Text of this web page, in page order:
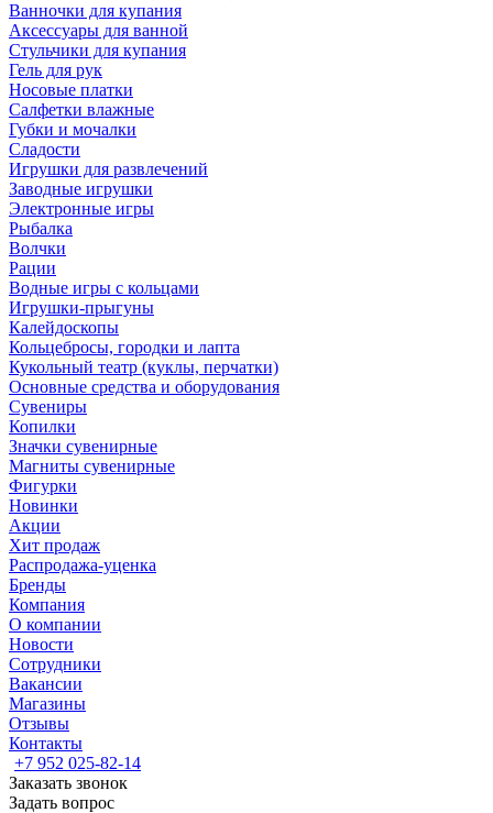
Ванночки для купания
Аксессуары для ванной
Стульчики для купания
Гель для рук
Носовые платки
Салфетки влажные
Губки и мочалки
Сладости
Игрушки для развлечений
Заводные игрушки
Электронные игры
Рыбалка
Волчки
Рации
Водные игры с кольцами
Игрушки-прыгуны
Калейдоскопы
Кольцебросы, городки и лапта
Кукольный театр (куклы, перчатки)
Основные средства и оборудования
Сувениры
Копилки
Значки сувенирные
Магниты сувенирные
Фигурки
Новинки
Акции
Хит продаж
Распродажа-уценка
Бренды
Компания
О компании
Новости
Сотрудники
Вакансии
Магазины
Отзывы
Контакты
+7 952 025-82-14
Заказать звонок
Задать вопрос